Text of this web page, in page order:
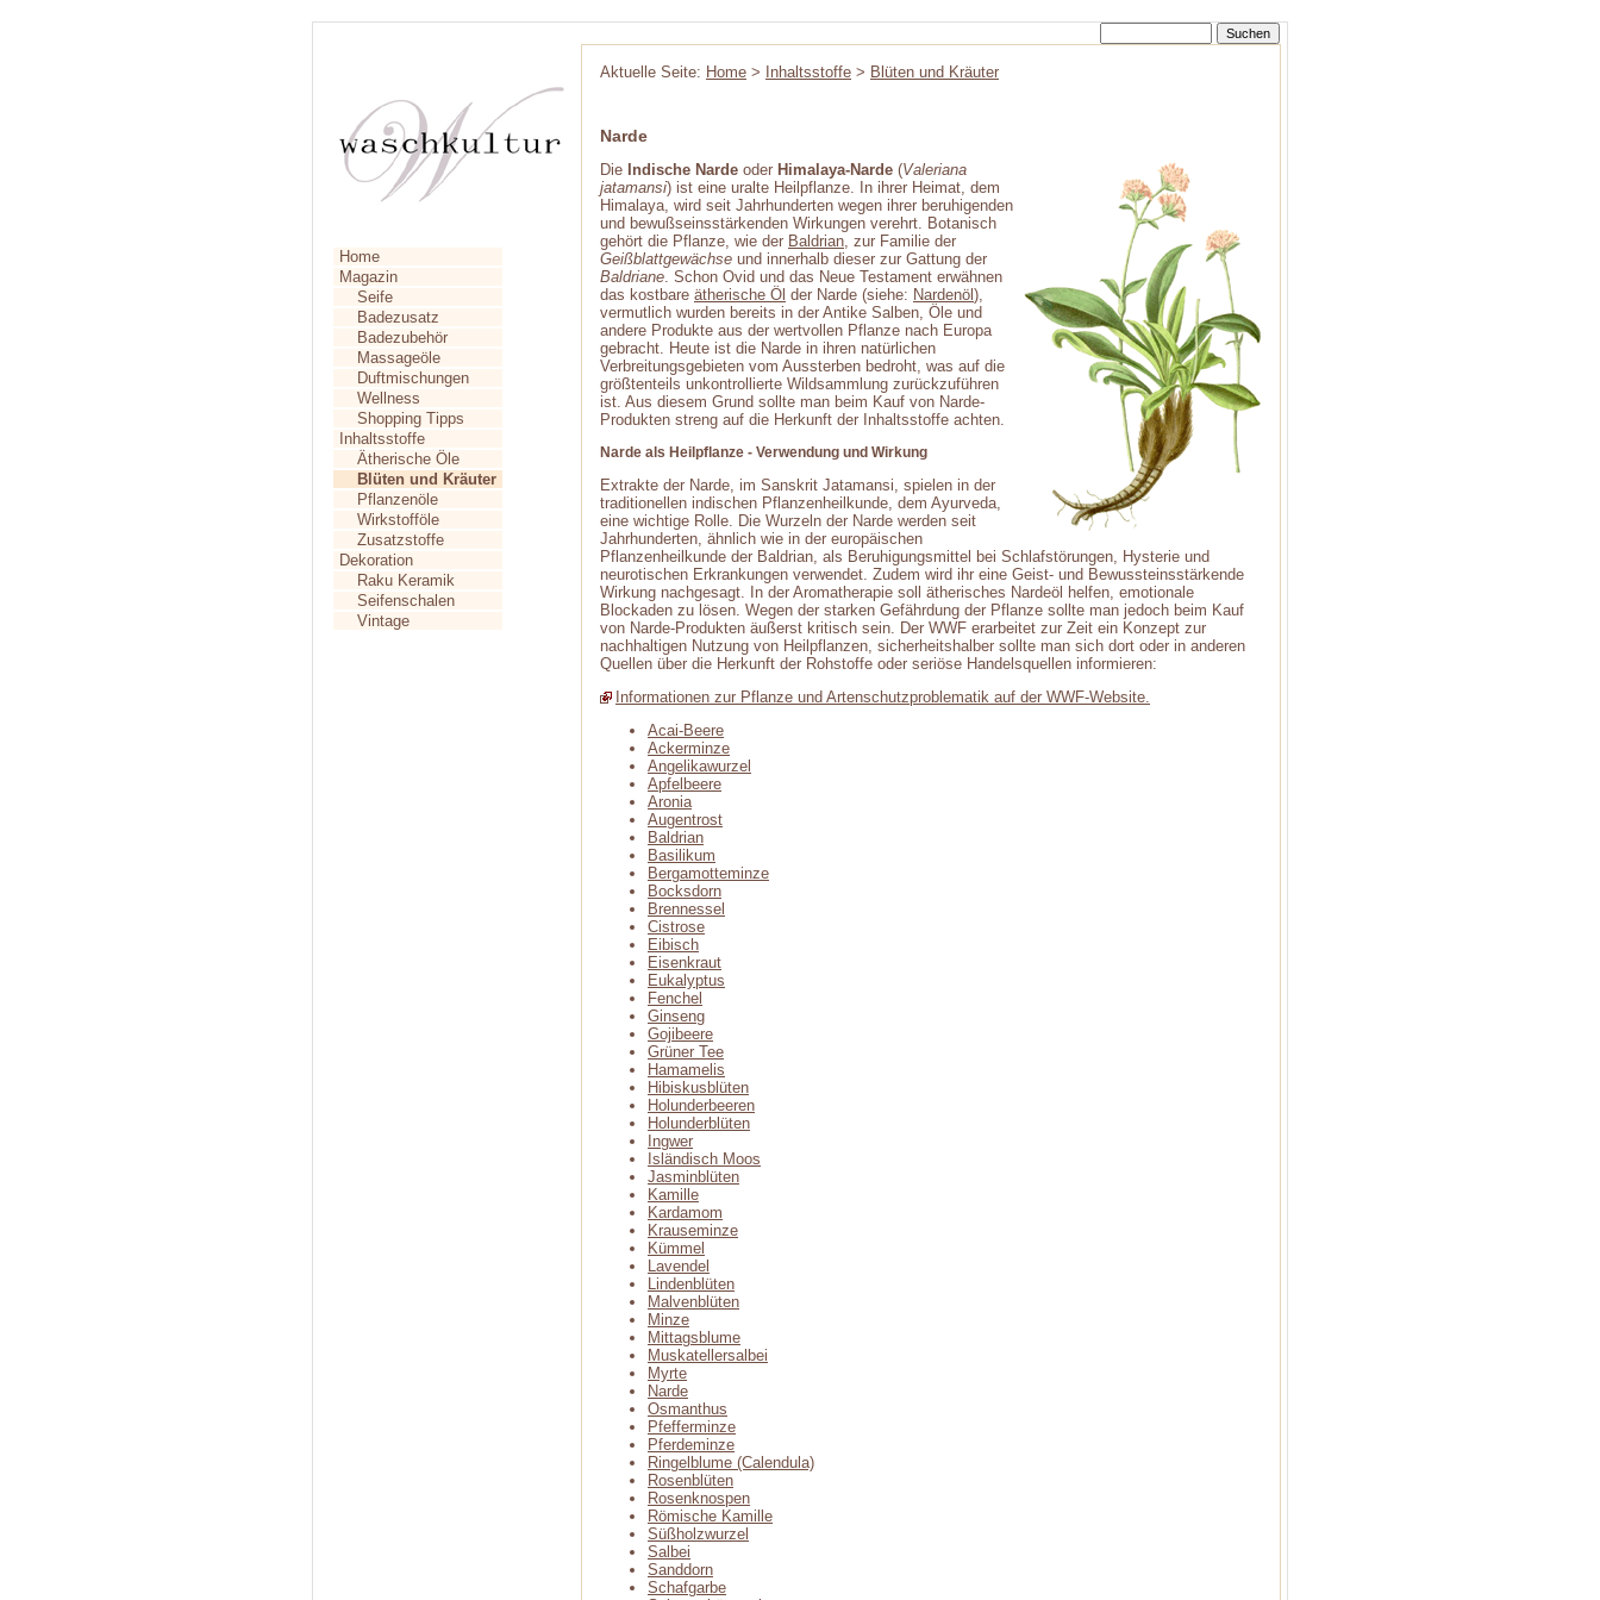
Home
Magazin
Seife
Badezusatz
Badezubehör
Massageöle
Duftmischungen
Wellness
Shopping Tipps
Inhaltsstoffe
Ätherische Öle
Blüten und Kräuter
Pflanzenöle
Wirkstofföle
Zusatzstoffe
Dekoration
Raku Keramik
Seifenschalen
Vintage
Aktuelle Seite: Home > Inhaltsstoffe > Blüten und Kräuter
Narde
Die Indische Narde oder Himalaya-Narde (Valeriana
jatamansi) ist eine uralte Heilpflanze. In ihrer Heimat, dem
Himalaya, wird seit Jahrhunderten wegen ihrer beruhigenden
und bewußseinsstärkenden Wirkungen verehrt. Botanisch
gehört die Pflanze, wie der Baldrian, zur Familie der
Geißblattgewächse und innerhalb dieser zur Gattung der
Baldriane. Schon Ovid und das Neue Testament erwähnen
das kostbare ätherische Öl der Narde (siehe: Nardenöl ),
vermutlich wurden bereits in der Antike Salben, Öle und
andere Produkte aus der wertvollen Pflanze nach Europa
gebracht. Heute ist die Narde in ihren natürlichen
Verbreitungsgebieten vom Aussterben bedroht, was auf die
größtenteils unkontrollierte Wildsammlung zurückzuführen
ist. Aus diesem Grund sollte man beim Kauf von Narde-
Produkten streng auf die Herkunft der Inhaltsstoffe achten.
Narde als Heilpflanze - Verwendung und Wirkung
Extrakte der Narde, im Sanskrit Jatamansi, spielen in der
traditionellen indischen Pflanzenheilkunde, dem Ayurveda,
eine wichtige Rolle. Die Wurzeln der Narde werden seit
Jahrhunderten, ähnlich wie in der europäischen
Pflanzenheilkunde der Baldrian, als Beruhigungsmittel bei Schlafstörungen, Hysterie und
neurotischen Erkrankungen verwendet. Zudem wird ihr eine Geist- und Bewussteinsstärkende
Wirkung nachgesagt. In der Aromatherapie soll ätherisches Nardeöl helfen, emotionale
Blockaden zu lösen. Wegen der starken Gefährdung der Pflanze sollte man jedoch beim Kauf
von Narde-Produkten äußerst kritisch sein. Der WWF erarbeitet zur Zeit ein Konzept zur
nachhaltigen Nutzung von Heilpflanzen, sicherheitshalber sollte man sich dort oder in anderen
Quellen über die Herkunft der Rohstoffe oder seriöse Handelsquellen informieren:
Informationen zur Pflanze und Artenschutzproblematik auf der WWF-Website.
Acai-Beere
Ackerminze
Angelikawurzel
Apfelbeere
Aronia
Augentrost
Baldrian
Basilikum
Bergamotteminze
Bocksdorn
Brennessel
Cistrose
Eibisch
Eisenkraut
Eukalyptus
Fenchel
Ginseng
Gojibeere
Grüner Tee
Hamamelis
Hibiskusblüten
Holunderbeeren
Holunderblüten
Ingwer
Isländisch Moos
Jasminblüten
Kamille
Kardamom
Krauseminze
Kümmel
Lavendel
Lindenblüten
Malvenblüten
Minze
Mittagsblume
Muskatellersalbei
Myrte
Narde
Osmanthus
Pfefferminze
Pferdeminze
Ringelblume (Calendula)
Rosenblüten
Rosenknospen
Römische Kamille
Süßholzwurzel
Salbei
Sanddorn
Schafgarbe